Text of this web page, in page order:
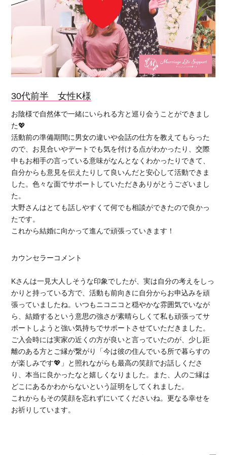
30代前半 女性K様
お陰様で自然体で一緒にいられる方と巡り会うことができまし
た💖
活動前の準備期間に男女の違いや会話の仕方を教えてもらった
ので、お見合いやデートでも気を付ける点がわかったり、交際
中もお相手の言っている意味がなんとなくわかったりできて、
自分からも意見を伝えたりして良いんだと安心して活動できま
した。色々な面でサポートしていただきありがとうございまし
た。
大野さんはとても話しやすくて何でも相談ができたので良かっ
たです。
これから結婚に向かって進んで頑張っていきます！
カウンセラーコメント
Kさんは一見大人しそうな印象でしたが、実は自分の考えをしっ
かりと持っている方で、活動も前向きに自分からお申込みを頑
張っていましたね。いつもニコニコと穏やかな雰囲気でいなが
ら、結婚するという意思の強さが素晴らしくて私も頑張ってサ
ポートしようと強い気持ちでサポートさせていただきました。
ご入会時には実家の近くの方が良いと言っていたのが、少し距
離のある方とご縁が繋がり「今は彼の住んでいる所で暮らすの
が楽しみです💖」と照れながらも最高の笑顔でお話しくださ
り、本当に良かったなと嬉しくなりました。また、人のご縁は
どこにあるかわからないという証明をしてくれました。
これからもその笑顔を忘れずにいてくださいね。更なる幸せを
お祈りしています。